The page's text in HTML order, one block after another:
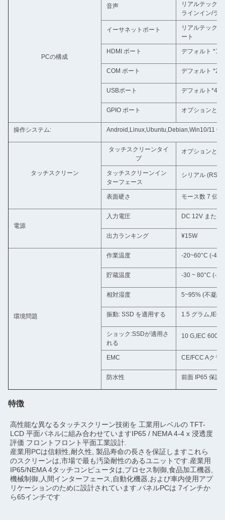
PCの構成
音声
リアルテック
ラインイン/ラ
イーサネットポート
リアルテック
ート
HDMI ポート デフォルト *1 (
COM ポート デフォルト *2
USBポート デフォルト*4
GPIO ポート オプションとし
操作システム: Android,Linux,Ubuntu,Debian,Win10/11
タッチスクリーン
タッチスクリーンタイ
プ
オプションと
タッチスクリーンイン
ターフェース
シリアル
表面硬さ モース数 7 伝
電源
入力電圧 DC 12V または
出力ランキング ¥15W
環境問題
作業温度 -20~60°C (-
貯蔵温度 -30 ~ 80°C (-22
相対湿度 5~95% (不凝縮)
振動: SSD を適用する 1.5 グラム,IEC
ショック:SSDが適用さ
れる
10 G,IEC
EMC CE/FCC Aクラ
防水性 前面 IP65 保護
特徴
高性能な異なるタッチスクリーン技術を 工業用レベルの TFT-
LCD 平面パネルに組み合わせていますIP65 / NEMA 4-4 x 浸透度
評価 フロントフロント平面工業設計.
産業用PCは信頼性,耐久性, 製品寿命の長さを保証しますこれら
のスクリーンは,市場で最も汚染耐性のあるユニットです.産業用
IP65/NEMA 4タッチコンピュータは,プロセス制御,食品加工機器,
機械制御,人間インターフェース,自動化機器,および車内使用アプ
リケーションのために設計されています.パネルPCは 7インチか
ら65インチです